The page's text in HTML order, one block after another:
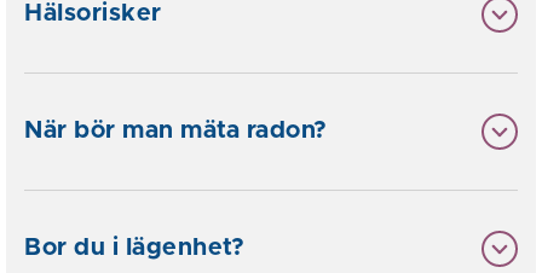
Hälsorisker
När bör man mäta radon?
Bor du i lägenhet?